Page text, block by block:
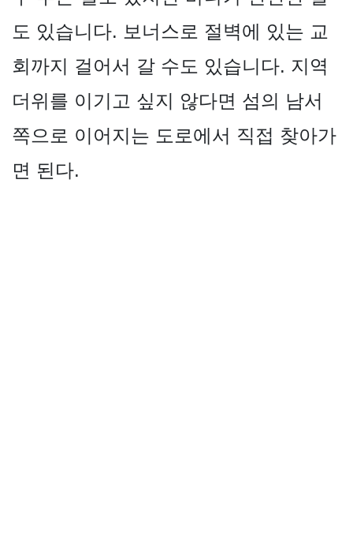
도 있습니다. 보너스로 절벽에 있는 교
회까지 걸어서 갈 수도 있습니다. 지역
더위를 이기고 싶지 않다면 섬의 남서
쪽으로 이어지는 도로에서 직접 찾아가
면 된다.